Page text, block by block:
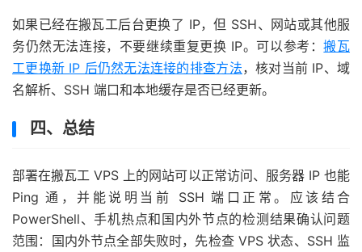
如果已经在搬瓦工后台更换了 IP，但 SSH、网站或其他服
务仍然无法连接，不要继续重复更换 IP。可以参考：搬瓦
工更换新 IP 后仍然无法连接的排查方法，核对当前 IP、域
名解析、SSH 端口和本地缓存是否已经更新。
四、总结
部署在搬瓦工 VPS 上的网站可以正常访问、服务器 IP 也能
Ping 通，并能说明当前 SSH 端口正常。应该结合
PowerShell、手机热点和国内外节点的检测结果确认问题
范围：国内外节点全部失败时，先检查 VPS 状态、SSH 监